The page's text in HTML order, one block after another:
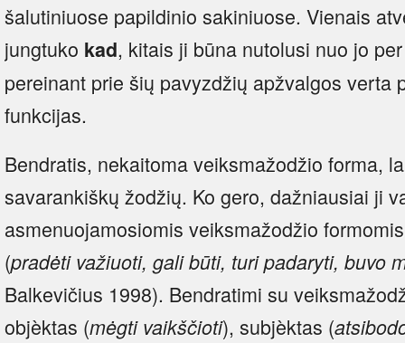
šalutiniuose papildinio sakiniuose. Vienais
jungtuko kad, kitais ji būna nutolusi nuo jo
pereinant prie šių pavyzdžių apžvalgos verta
funkcijas.
Bendratis, nekaitoma veiksmažodžio forma,
savarankiškų žodžių. Ko gero, dažniausiai ji
asmenuojamosiomis veiksmažodžio
(pradėti važiuoti, gali būti, turi padaryti, buvo
Balkevičius 1998). Bendratimi su
objèktas (mėgti vaikščioti), subjèktas (